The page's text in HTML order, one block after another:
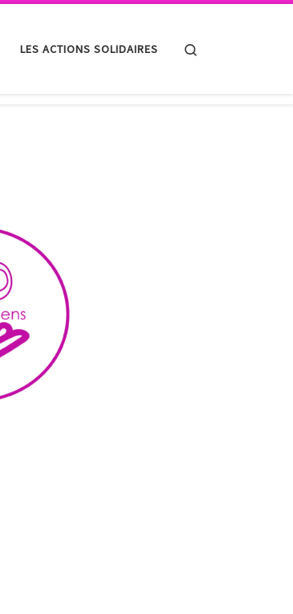
LES ACTIONS SOLIDAIRES